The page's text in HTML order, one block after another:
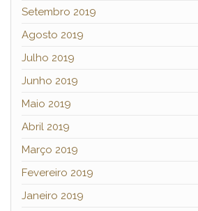
Setembro 2019
Agosto 2019
Julho 2019
Junho 2019
Maio 2019
Abril 2019
Março 2019
Fevereiro 2019
Janeiro 2019